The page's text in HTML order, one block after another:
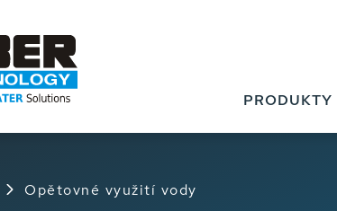
PRODUKTY
Opětovné využití vody